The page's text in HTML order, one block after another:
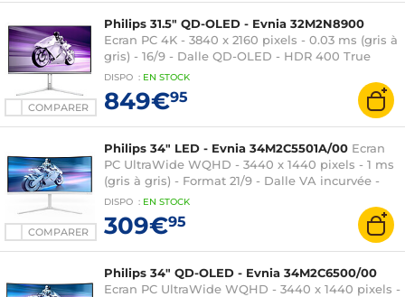
COMPARER
Philips 31.5" QD-OLED - Evnia 32M2N8900
Ecran PC 4K - 3840 x 2160 pixels - 0.03 ms (gris à
gris) - 16/9 - Dalle QD-OLED - HDR 400 True
Black - 240 Hz - Adaptive-Sync -
HDMI/DisplayPort/USB-C - Hauteur réglable -
Argent
DISPO : EN STOCK
849€95
COMPARER
Philips 34" LED - Evnia 34M2C5501A/00 Ecran
PC UltraWide WQHD - 3440 x 1440 pixels - 1 ms
(gris à gris) - Format 21/9 - Dalle VA incurvée -
180 Hz - FreeSync Premium - HDR 400 -
HDMI/DisplayPort - Hauteur réglable - Haut-
parleurs - Blanc
DISPO : EN STOCK
309€95
Philips 34" QD-OLED - Evnia 34M2C6500/00
Ecran PC UltraWide WQHD - 3440 x 1440 pixels -